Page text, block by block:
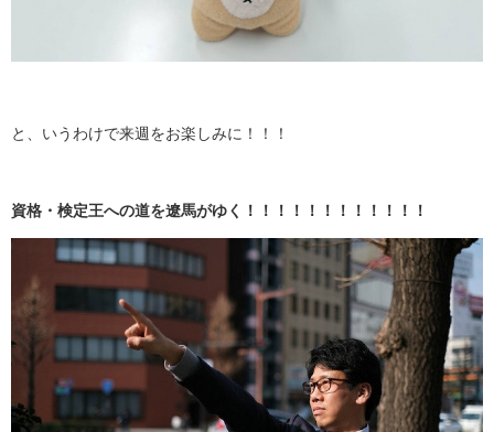
と、いうわけで来週をお楽しみに！！！
資格・検定王への道を遼馬がゆく！！！！！！！！！！！！